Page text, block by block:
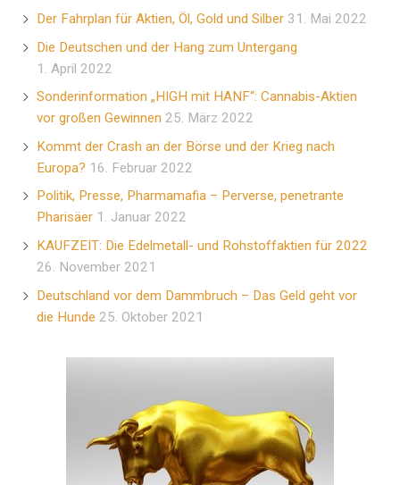
Der Fahrplan für Aktien, Öl, Gold und Silber 31. Mai 2022
Die Deutschen und der Hang zum Untergang
1. April 2022
Sonderinformation „HIGH mit HANF“: Cannabis-Aktien
vor großen Gewinnen 25. März 2022
Kommt der Crash an der Börse und der Krieg nach
Europa? 16. Februar 2022
Politik, Presse, Pharmamafia – Perverse, penetrante
Pharisäer 1. Januar 2022
KAUFZEIT: Die Edelmetall- und Rohstoffaktien für 2022
26. November 2021
Deutschland vor dem Dammbruch – Das Geld geht vor
die Hunde 25. Oktober 2021